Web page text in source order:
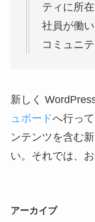
ティに所
社員が働
コミュニ
新しく
ュボードへ行っ
ンテンツを含む
い。それでは、
アーカイブ